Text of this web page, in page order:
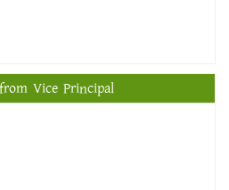
Vice Principal